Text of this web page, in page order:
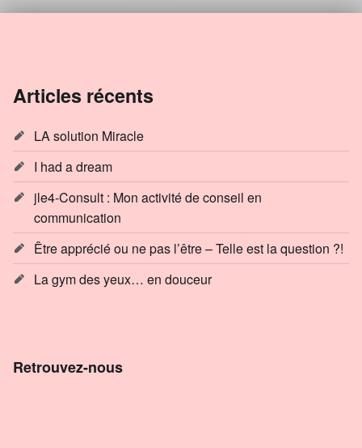
Articles récents
LA solution Miracle
I had a dream
jle4-Consult : Mon activité de conseil en
communication
Être apprécié ou ne pas l’être – Telle est la question ?!
La gym des yeux… en douceur
Retrouvez-nous